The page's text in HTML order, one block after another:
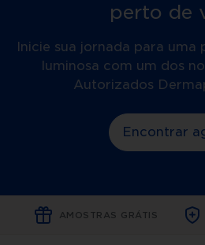
perto de
Inicie sua jornada para uma
luminosa com um dos
Autorizados
Encontrar
AMOSTRAS GRÁTIS